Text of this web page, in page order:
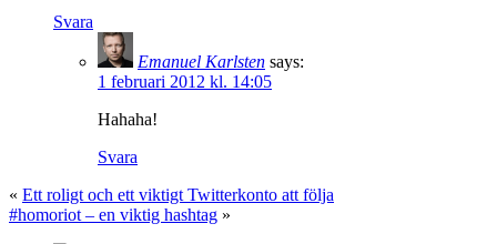
Svara
Emanuel Karlsten says:
1 februari 2012 kl. 14:05
Hahaha!
Svara
« Ett roligt och ett viktigt Twitterkonto att följa
#homoriot – en viktig hashtag »